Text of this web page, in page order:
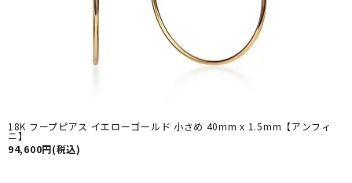
18K フープピアス イエローゴールド 小さめ 40mm x 1.5mm【アンフィ
ニ】
94,600円(税込)